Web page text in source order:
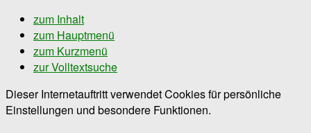
zum Inhalt
zum Hauptmenü
zum Kurzmenü
zur Volltextsuche
Dieser Internetauftritt verwendet Cookies für persönliche
Einstellungen und besondere Funktionen.